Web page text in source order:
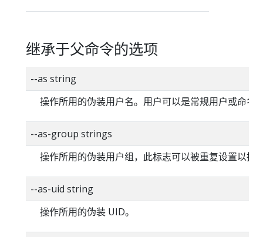
继承于父命令的选项
--as string
操作所用的伪装用户名。用户可以是常规用户或命名
--as-group strings
操作所用的伪装用户组，此标志可以被重复设置以指
--as-uid string
操作所用的伪装 UID。